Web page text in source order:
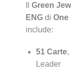
Green
ENGdi One
include:
51 Carte,
Leader